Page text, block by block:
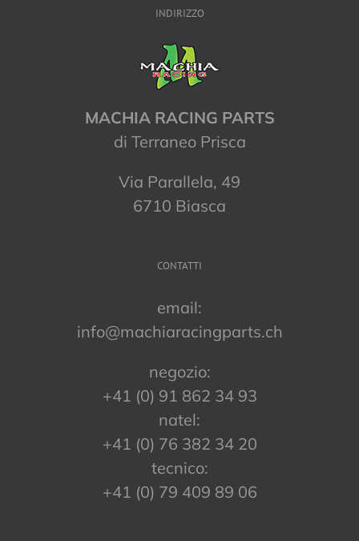
INDIRIZZO
MACHIA RACING PARTS
di Terraneo Prisca
Via Parallela, 49
6710 Biasca
CONTATTI
email:
info@machiaracingparts.ch
negozio:
+41 (0) 91 862 34 93
natel:
+41 (0) 76 382 34 20
tecnico:
+41 (0) 79 409 89 06